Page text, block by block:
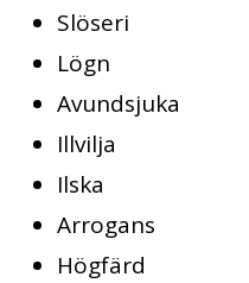
Slöseri
Lögn
Avundsjuka
Illvilja
Ilska
Arrogans
Högfärd